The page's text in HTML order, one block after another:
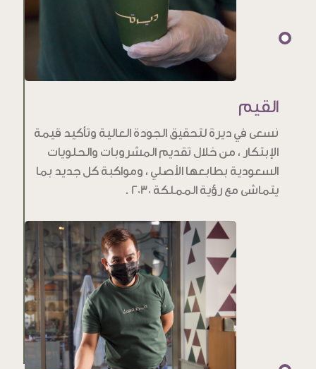
القيم
نسعى في ديرة لتحقيق الجودة العالية وتأكيد قيمة
الإبتكار ، من خلال تقديم المشروبات والحلويات
السعودية بطابعها الأصلي ، ومواكبة كل جديد بما
يتماشى مع رؤية المملكة 2030 .